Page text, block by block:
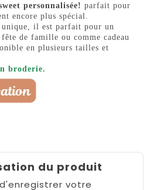
personnalisée! parfait pour
encore plus spécial.
il est parfait pour un
de famille ou comme cadeau
en plusieurs tailles et
broderie.
du produit
votre